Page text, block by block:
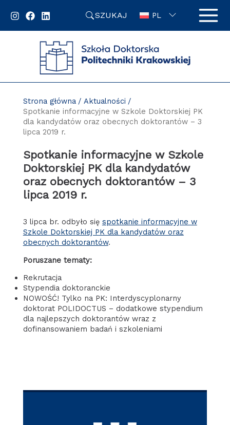
SZUKAJ PL
Strona główna
Aktualności
Spotkanie informacyjne w Szkole Doktorskiej PK
dla kandydatów oraz obecnych doktorantów – 3
lipca 2019 r.
Spotkanie informacyjne w Szkole
Doktorskiej PK dla kandydatów
oraz obecnych doktorantów – 3
lipca 2019 r.
3 lipca br. odbyło się spotkanie informacyjne w
Szkole Doktorskiej PK dla kandydatów oraz
obecnych doktorantów.
Poruszane tematy:
Rekrutacja
Stypendia doktoranckie
NOWOŚĆ! Tylko na PK: Interdyscyplonarny
doktorat POLIDOCTUS – dodatkowe stypendium
dla najlepszych doktorantów wraz z
dofinansowaniem badań i szkoleniami